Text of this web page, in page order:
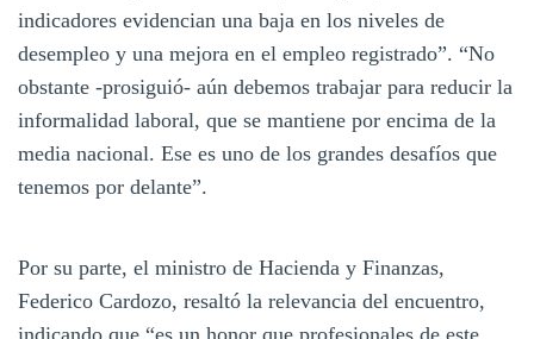
indicadores evidencian una baja en los niveles de
desempleo y una mejora en el empleo registrado”. “No
obstante -prosiguió- aún debemos trabajar para reducir la
informalidad laboral, que se mantiene por encima de la
media nacional. Ese es uno de los grandes desafíos que
tenemos por delante”.
Por su parte, el ministro de Hacienda y Finanzas,
Federico Cardozo, resaltó la relevancia del encuentro,
indicando que “es un honor que profesionales de este